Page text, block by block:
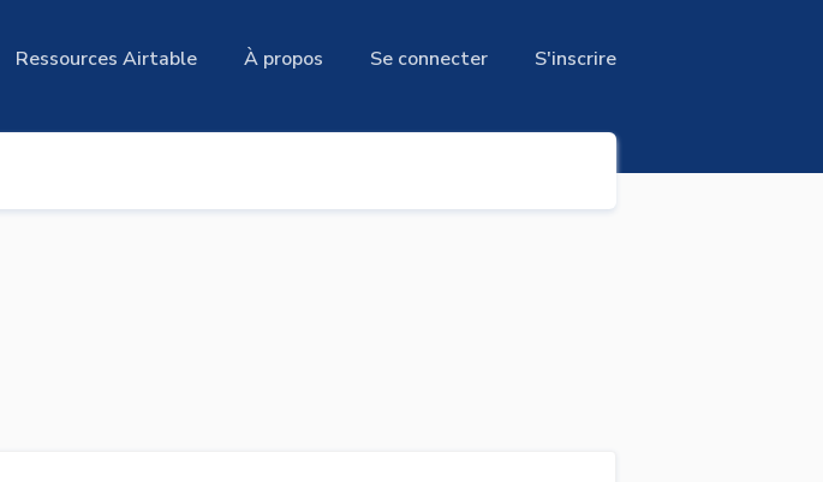
Ressources Airtable À propos Se connecter S'inscrire